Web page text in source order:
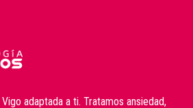
adaptada a ti. Tratamos ansiedad,